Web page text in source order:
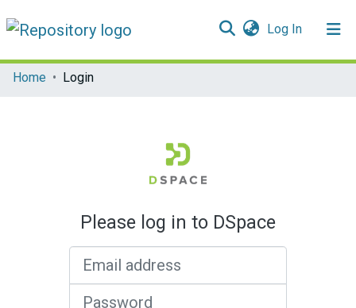
Log In(current)
Communities & Collections
Home Login
Please log in to DSpace